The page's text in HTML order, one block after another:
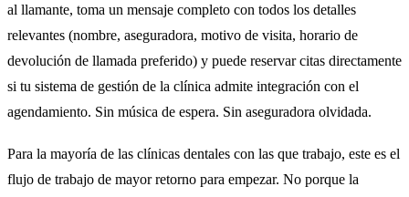
al llamante, toma un mensaje completo con todos los detalles
relevantes (nombre, aseguradora, motivo de visita, horario de
devolución de llamada preferido) y puede reservar citas directamente
si tu sistema de gestión de la clínica admite integración con el
agendamiento. Sin música de espera. Sin aseguradora olvidada.
Para la mayoría de las clínicas dentales con las que trabajo, este es el
flujo de trabajo de mayor retorno para empezar. No porque la